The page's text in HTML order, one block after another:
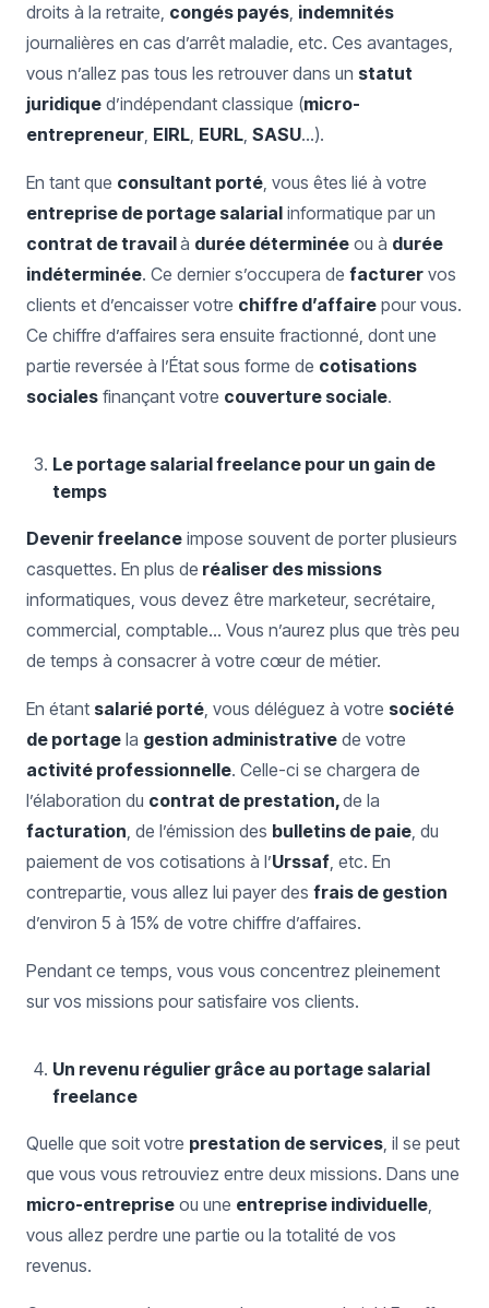
droits à la retraite, congés payés, indemnités
journalières en cas d’arrêt maladie, etc. Ces avantages,
vous n’allez pas tous les retrouver dans un statut
juridique d’indépendant classique (micro-
entrepreneur, EIRL, EURL, SASU…).
En tant que consultant porté, vous êtes lié à votre
entreprise de portage salarial informatique par un
contrat de travailà durée déterminée ou à durée
indéterminée. Ce dernier s’occupera de facturer vos
clients et d’encaisser votre chiffre d’affaire pour vous.
Ce chiffre d’affaires sera ensuite fractionné, dont une
partie reversée à l’État sous forme de cotisations
sociales finançant votre couverture sociale.
Le portage salarial freelance pour un gain de
temps
Devenir freelance impose souvent de porter plusieurs
casquettes. En plus de réaliser des missions
informatiques, vous devez être marketeur, secrétaire,
commercial, comptable… Vous n’aurez plus que très peu
de temps à consacrer à votre cœur de métier.
En étant salarié porté, vous déléguez à votre société
de portage la gestion administrative de votre
activité professionnelle. Celle-ci se chargera de
l’élaboration du contrat de prestation,de la
facturation, de l’émission des bulletins de paie, du
paiement de vos cotisations à l’Urssaf, etc. En
contrepartie, vous allez lui payer des frais de gestion
d’environ 5 à 15% de votre chiffre d’affaires.
Pendant ce temps, vous vous concentrez pleinement
sur vos missions pour satisfaire vos clients.
Un revenu régulier grâce au portage salarial
freelance
Quelle que soit votre prestation de services, il se peut
que vous vous retrouviez entre deux missions. Dans une
micro-entreprise ou une entreprise individuelle,
vous allez perdre une partie ou la totalité de vos
revenus.